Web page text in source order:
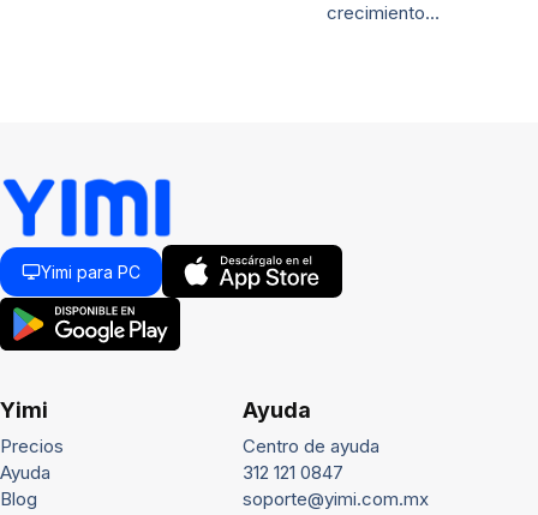
crecimiento…
Yimi para PC
Yimi
Precios
Ayuda
Blog
Ayuda
Centro de ayuda
312 121 0847
soporte@yimi.com.mx